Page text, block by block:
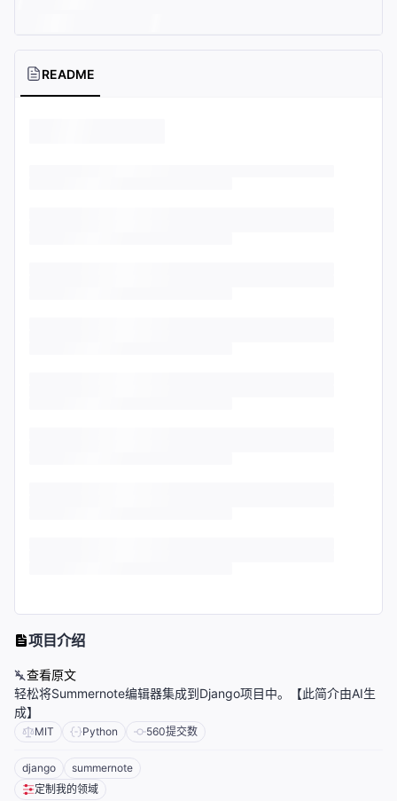
README
项目介绍
查看原文
轻松将Summernote编辑器集成到Django项目中。【此简介由AI生
成】
MIT Python 560提交数
django
summernote
定制我的领域